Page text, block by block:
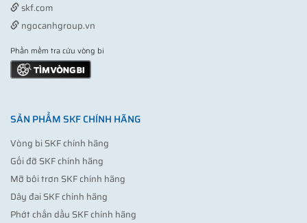
skf.com
ngocanhgroup.vn
Phần mềm tra cứu vòng bi
SẢN PHẨM SKF CHÍNH HÃNG
Vòng bi SKF chính hãng
Gối đỡ SKF chính hãng
Mỡ bôi trơn SKF chính hãng
Dây đai SKF chính hãng
Phớt chắn dầu SKF chính hãng